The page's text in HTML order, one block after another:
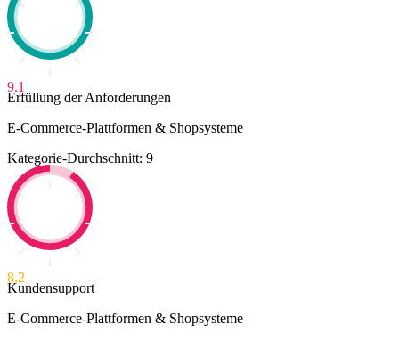
9.1
Erfüllung der Anforderungen
E-Commerce-Plattformen & Shopsysteme
Kategorie-Durchschnitt: 9
8.2
Kundensupport
E-Commerce-Plattformen & Shopsysteme